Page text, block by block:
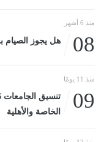
منذ 6 أشهر
08 هل يجوز الصيام
منذ 11 يومًا
09
الخاصة والأهلية